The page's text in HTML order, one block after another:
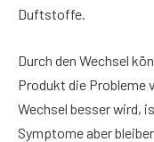
Duftstoffe.
Durch den Wechsel
Produkt die Probleme
Wechsel besser wird,
Symptome aber